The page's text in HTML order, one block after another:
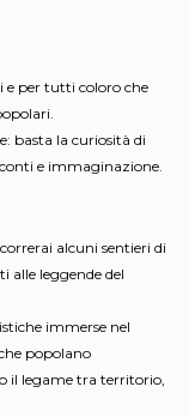
per tutti coloro che
basta la curiosità di
e immaginazione.
alcuni sentieri di
alle leggende del
immerse nel
popolano
il legame tra territorio,